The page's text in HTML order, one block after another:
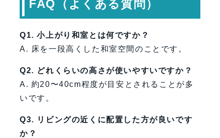
FAQ（よくある質問）
Q1. 小上がり和室とは何ですか？
A. 床を一段高くした和室空間のことです。
Q2. どれくらいの高さが使いやすいですか？
A. 約20〜40cm程度が目安とされることが多
いです。
Q3. リビングの近くに配置した方が良いです
か？